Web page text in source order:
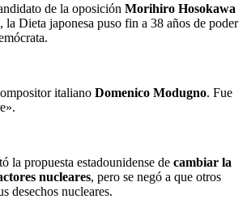
de la oposición Morihiro Hosokawa
Dieta japonesa puso fin a 38 años de poder
italiano Domenico Modugno. Fue
la propuesta estadounidense de cambiar la
nucleares, pero se negó a que otros
desechos nucleares.